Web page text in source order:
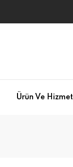
Ürün Ve Hizmet